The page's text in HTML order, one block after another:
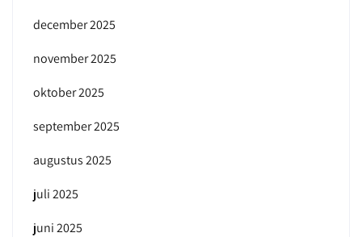
december 2025
november 2025
oktober 2025
september 2025
augustus 2025
juli 2025
juni 2025